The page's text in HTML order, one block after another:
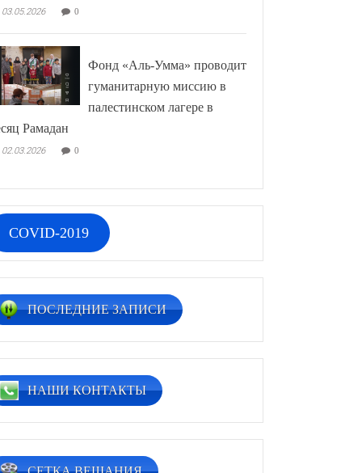
03.05.2026 0
Фонд «Аль-Умма» проводит
гуманитарную миссию в
палестинском лагере в
Рамадан
02.03.2026 0
COVID-2019
ПОСЛЕДНИЕ ЗАПИСИ
НАШИ КОНТАКТЫ